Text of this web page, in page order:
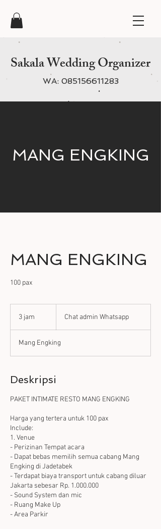
Sakala Wedding Organizer
WA: 085156611283
MANG ENGKING
MANG ENGKING
100 pax
3 jam
m
Whatsapp
Chat admin Whatsapp
Mang Engking
Deskripsi
PAKET INTIMATE RESTO MANG ENGKING
Harga yang tertera untuk 100 pax
Include:
1. Venue
- Perizinan Tempat acara
- Dapat bebas memilih semua cabang Mang
Engking di Jadetabek
- Terdapat biaya transport untuk cabang diluar
Jakarta sebesar Rp. 1.000.000
- Sound System dan mic
- Ruang Make Up
- Area Parkir